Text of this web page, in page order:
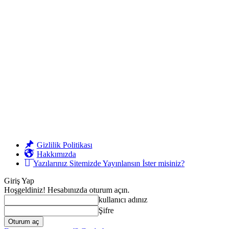
Gizlilik Politikası
Hakkımızda
Yazılarınız Sitemizde Yayınlansın İster misiniz?
Giriş Yap
Hoşgeldiniz! Hesabınızda oturum açın.
kullanıcı adınız
Şifre